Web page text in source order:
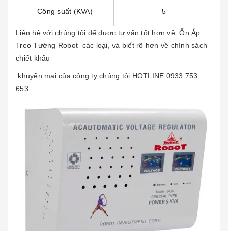
Công suất (KVA) 5
Liên hệ với chúng tôi để được tư vấn tốt hơn về Ổn Áp
Treo Tường Robot các loại, và biết rõ hơn về chính sách
chiết khấu
khuyến mại của công ty chúng tôi.HOTLINE:0933 753
653